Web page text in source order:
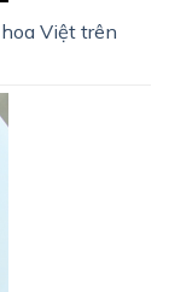
Việt trên